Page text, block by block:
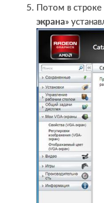
Потом в строке
экрана»